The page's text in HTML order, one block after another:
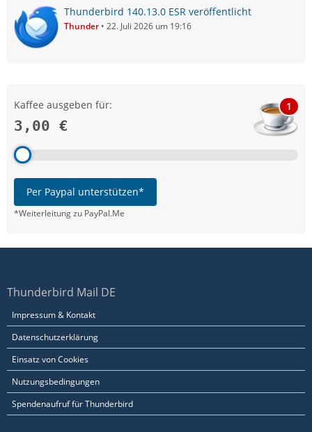
Thunderbird 140.13.0 ESR veröffentlicht
Thunder 22. Juli 2026 um 19:16
Kaffee ausgeben für:
3,00 €
1
Per Paypal unterstützen*
*Weiterleitung zu PayPal.Me
Thunderbird Mail DE
Impressum & Kontakt
Datenschutzerklärung
Einsatz von Cookies
Nutzungsbedingungen
Spendenaufruf für Thunderbird